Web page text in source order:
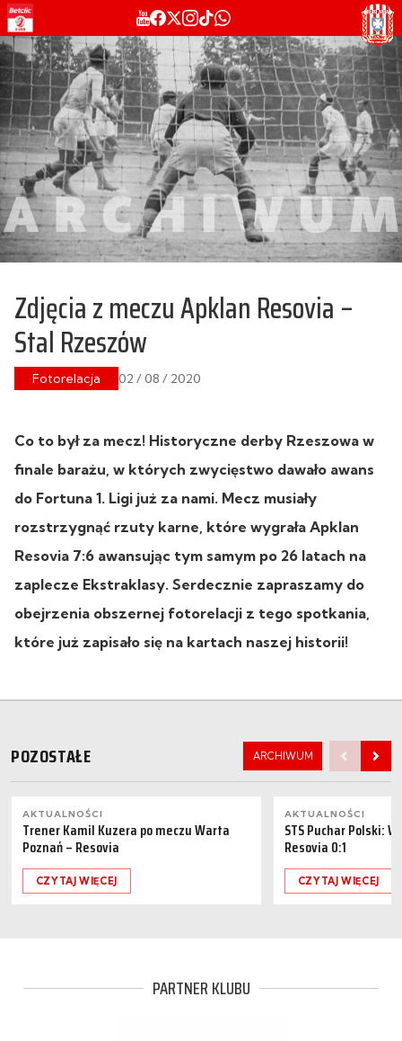
Zdjęcia z meczu Apklan Resovia –
Stal Rzeszów
Fotorelacja 02 / 08 / 2020
Co to był za mecz! Historyczne derby Rzeszowa w
finale barażu, w których zwycięstwo dawało awans
do Fortuna 1. Ligi już za nami. Mecz musiały
rozstrzygnąć rzuty karne, które wygrała Apklan
Resovia 7:6 awansując tym samym po 26 latach na
zaplecze Ekstraklasy. Serdecznie zapraszamy do
obejrzenia obszernej fotorelacji z tego spotkania,
które już zapisało się na kartach naszej historii!
POZOSTAŁE ARCHIWUM
AKTUALNOŚCI
Trener Kamil Kuzera po meczu Warta
Poznań – Resovia
CZYTAJ WIĘCEJ
AKTUALNOŚCI
STS Puchar Polski:
Resovia 0:1
CZYTAJ WIĘCEJ
PARTNER KLUBU